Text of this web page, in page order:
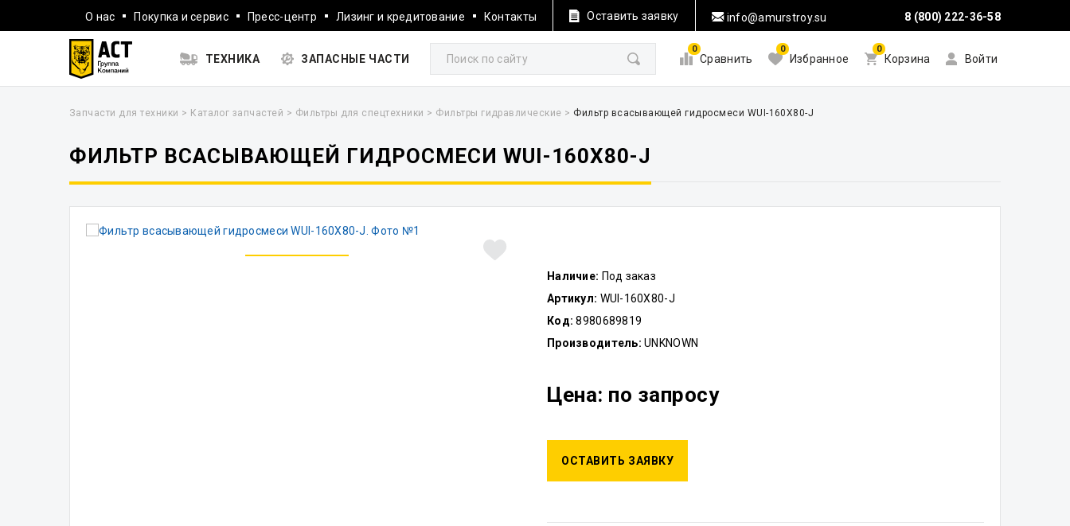
О нас Покупка и сервис Пресс-центр Лизинг и кредитование Контакты Оставить заявку info@amurstroy.su 8 (800) 222-36-58
ТЕХНИКА ЗАПАСНЫЕ ЧАСТИ
0
Сравнить
0
Избранное
0
Корзина Войти
Запчасти для техники > Каталог запчастей > Фильтры для спецтехники > Фильтры гидравлические > Фильтр всасывающей гидросмеси WUI-160X80-J
ФИЛЬТР ВСАСЫВАЮЩЕЙ ГИДРОСМЕСИ WUI-160X80-J
Наличие: Под заказ
Артикул: WUI-160X80-J
Код: 8980689819
Производитель: UNKNOWN
Цена: по запросу
ОСТАВИТЬ ЗАЯВКУ